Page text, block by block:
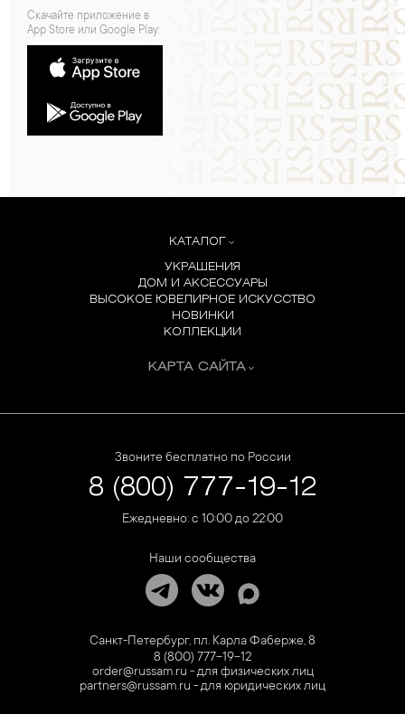
Скачайте приложение в
App Store или Google Play:
КАТАЛОГ
УКРАШЕНИЯ
ДОМ И АКСЕССУАРЫ
ВЫСОКОЕ ЮВЕЛИРНОЕ ИСКУССТВО
НОВИНКИ
КОЛЛЕКЦИИ
КАРТА САЙТА
Звоните бесплатно по России
8 (800) 777-19-12
Ежедневно: с 10:00 до 22:00
Наши сообщества
Санкт-Петербург, пл. Карла Фаберже, 8
8 (800) 777-19-12
order@russam.ru - для физических лиц
partners@russam.ru - для юридических лиц